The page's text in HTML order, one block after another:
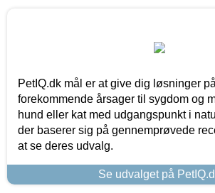
PetIQ.dk mål er at give dig løsninger
forekommende årsager til sygdom og
hund eller kat med udgangspunkt i
der baserer sig på gennemprøvede
at se deres udvalg.
Se udvalget på